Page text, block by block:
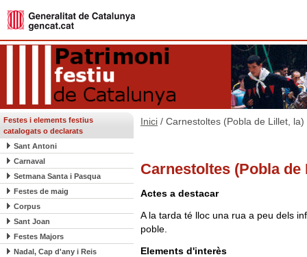
Festes i elements festius
catalogats o declarats
Sant Antoni
Carnaval
Setmana Santa i Pasqua
Festes de maig
Corpus
Sant Joan
Festes Majors
Nadal, Cap d'any i Reis
Inici / Carnestoltes (Pobla de Lillet, la)
Carnestoltes (Pobla de
Actes a destacar
A la tarda té lloc una rua a peu dels
poble.
Elements d'interès